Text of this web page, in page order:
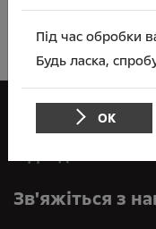
Opel
ВІДІ Адванс
Зв'яжіться з
Під час обробки
Будь ласка,
ОК